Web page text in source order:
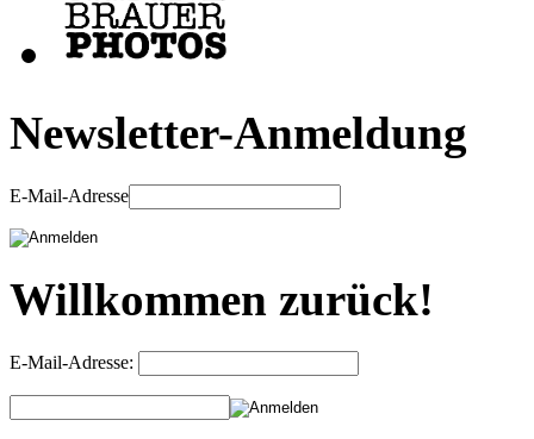
Newsletter-Anmeldung
E-Mail-Adresse
Willkommen zurück!
E-Mail-Adresse: